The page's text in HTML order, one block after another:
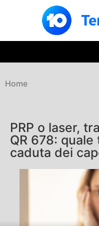
Home
PRP o laser,
QR 678:
caduta dei